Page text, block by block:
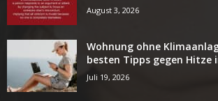
August 3, 2026
Wohnung ohne
besten Tipps gegen Hitze
Juli 19, 2026